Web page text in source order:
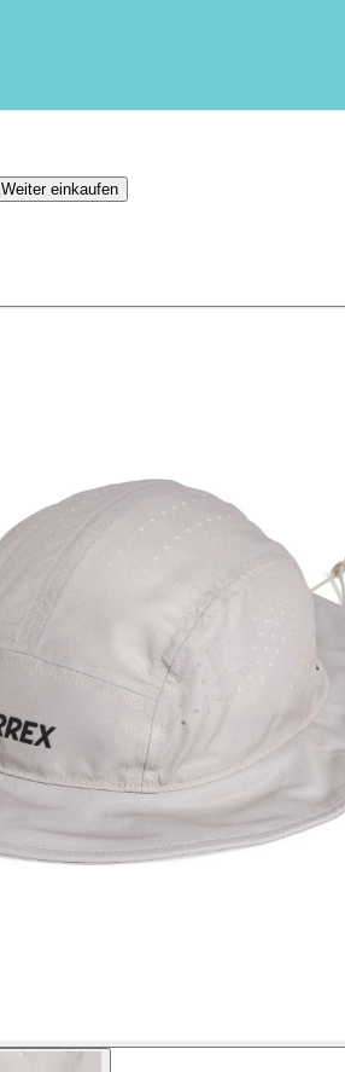
Weiter einkaufen